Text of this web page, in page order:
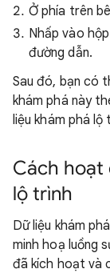
Ở phía trên
Nhấp vào
đường dẫn.
Sau đó, bạn có
khám phá này
liệu khám phá lộ
Cách hoạt
lộ trình
Dữ liệu khám
minh hoạ luồng
đã kích hoạt và